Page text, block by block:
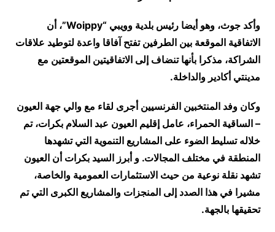
وأكد جوث، وهو أيضا رئيس بلدية وويبي “Woippy”، أن
الاتفاقية الموقعة بين الطرفين تفتح آفاقا واعدة لتوطيد علاقات
الشراكة، مذكرا بأنها تنضاف إلى الاتفاقيتين الموقعتين مع
مدينتي أكادير والداخلة.
وكان وفد المنتخبين الفرنسيين أجرى لقاء مع والي جهة العيون
– الساقية الحمراء، عامل إقليم العيون عبد السلام بكرات، تم
خلاله تسليط الضوء على المشاريع التنموية التي تشهدها
المنطقة في مختلف المجالات. و أبرز السيد بكرات أن العيون
تشهد نقلة نوعية من حيث الاستثمارات العمومية والخاصة،
مشيرا في هذا الصدد إلى المنجزات والمشاريع الكبرى التي تم
تحقيقها بالجهة.